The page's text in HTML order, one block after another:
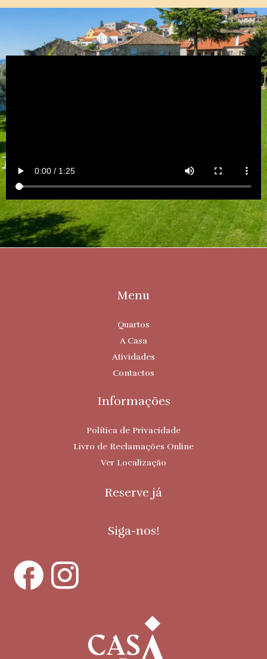
Menu
Quartos
A Casa
Atividades
Contactos
Informações
Política de Privacidade
Livro de Reclamações Online
Ver Localização
Reserve já
Siga-nos!